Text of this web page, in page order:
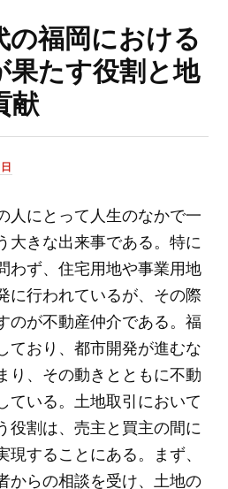
の福岡における
果たす役割と地
献
人にとって人生のなかで一
大きな出来事である。特に
わず、住宅用地や事業用地
に行われているが、その際
のが不動産仲介である。福
ており、都市開発が進むな
り、その動きとともに不動
ている。土地取引において
役割は、売主と買主の間に
することにある。まず、
からの相談を受け、土地の